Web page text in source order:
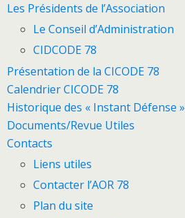
Les Présidents de l’Association
Le Conseil d’Administration
CIDCODE 78
Présentation de la CICODE 78
Calendrier CICODE 78
Historique des « Instant Défense »
Documents/Revue Utiles
Contacts
Liens utiles
Contacter l’AOR 78
Plan du site